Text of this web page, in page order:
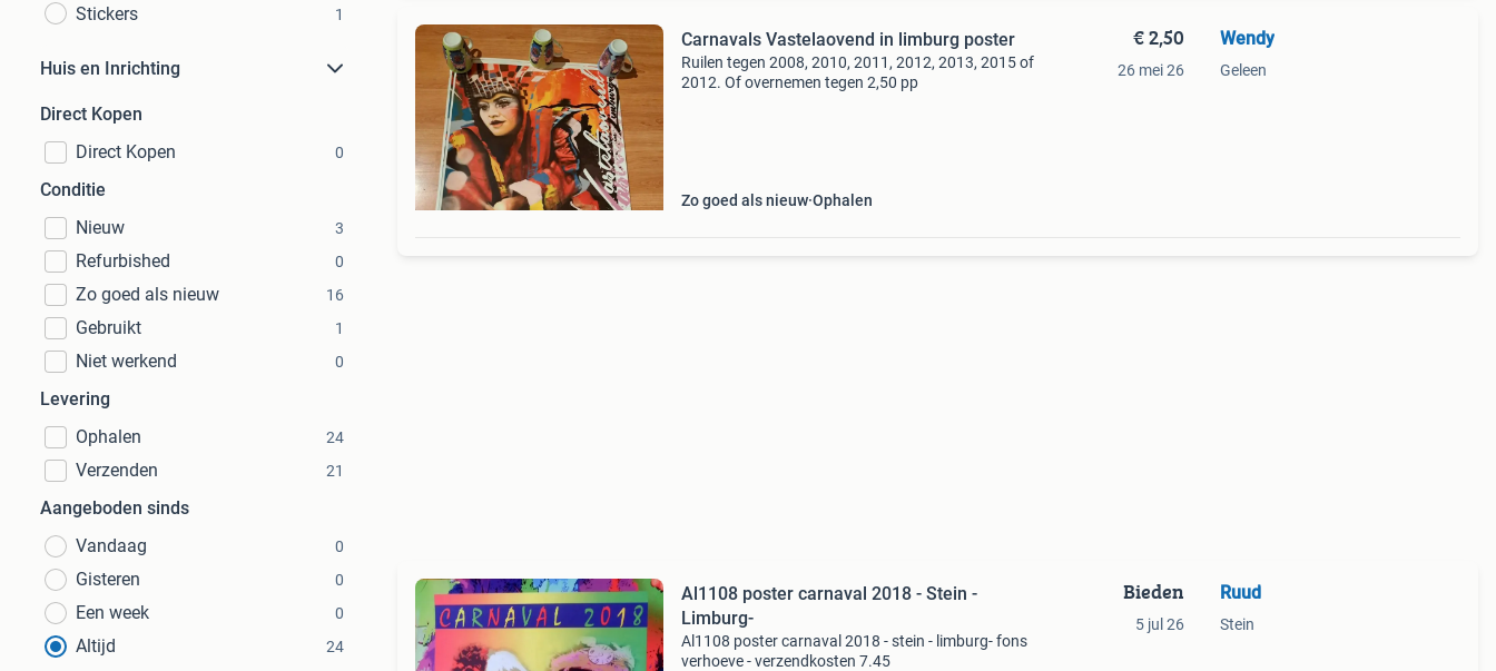
Stickers 1
Huis en Inrichting
Direct Kopen
Direct Kopen
0
Conditie
Nieuw
3
Refurbished 0
Zo goed als nieuw 16
Gebruikt 1
Niet werkend 0
Levering
Ophalen
24
Verzenden 21
Aangeboden sinds
Vandaag
0
Gisteren 0
Een week 0
Altijd 24
Carnavals Vastelaovend in limburg poster
Ruilen tegen 2008, 2010, 2011, 2012, 2013, 2015 of
2012. Of overnemen tegen 2,50 pp
Zo goed als nieuw Ophalen
€ 2,50
26 mei 26
Wendy
Geleen
Al1108 poster carnaval 2018 - Stein -
Limburg-
Al1108 poster carnaval 2018 - stein - limburg- fons
verhoeve - verzendkosten 7.45
Bieden
5 jul 26
Ruud
Stein